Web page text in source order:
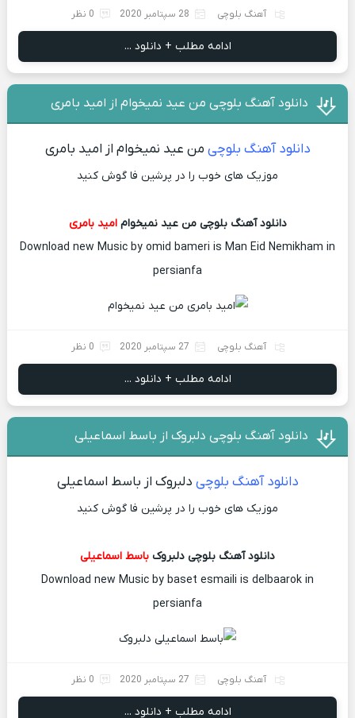
آهنگ بلوچی 28 سپتامبر 2020 0 نظر
ادامه مطلب + دانلود ...
دانلود آهنگ بلوچی من عید نمیخوام از امید بامری
دانلود آهنگ بلوچی من عید نمیخوام از امید بامری
موزیک های خوب را در پرشین فا گوش کنید
دانلود آهنگ بلوچی من عید نمیخوامامید بامری
Download new Music by omid bameri is Man Eid Nemikham in
persianfa
آهنگ بلوچی 27 سپتامبر 2020 0 نظر
ادامه مطلب + دانلود ...
دانلود آهنگ بلوچی دلبروک از باسط اسماعیلی
دانلود آهنگ بلوچی دلبروک از باسط اسماعیلی
موزیک های خوب را در پرشین فا گوش کنید
دانلود آهنگ بلوچی دلبروک باسط اسماعیلی
Download new Music by baset esmaili is delbaarok in
persianfa
آهنگ بلوچی 27 سپتامبر 2020 0 نظر
ادامه مطلب + دانلود ...